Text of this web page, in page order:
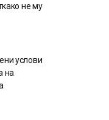
не му
услови
на